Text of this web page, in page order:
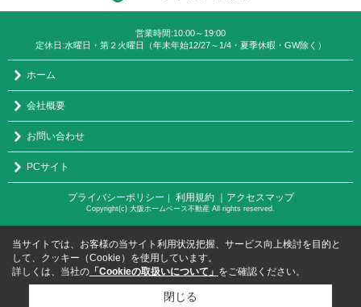
営業時間:10:00～19:00
定休日:水曜日・第２火曜日（年末年始12/27～1/4・夏季休暇・GW除く）
ホーム
会社概要
お問い合わせ
PCサイト
プライバシーポリシー ｜ 利用規約 ｜アクセスマップ
Copyright(c) 大阪ホームベース不動産 All rights reserved.
当サイトでは、お客様の当サイト利用状況把握、サービス向上検討を目的と
して、クッキー（Cookie）を使用しています。
詳しくは、当社の 「Cookieの取扱いについて」 をご確認ください。
閉じる